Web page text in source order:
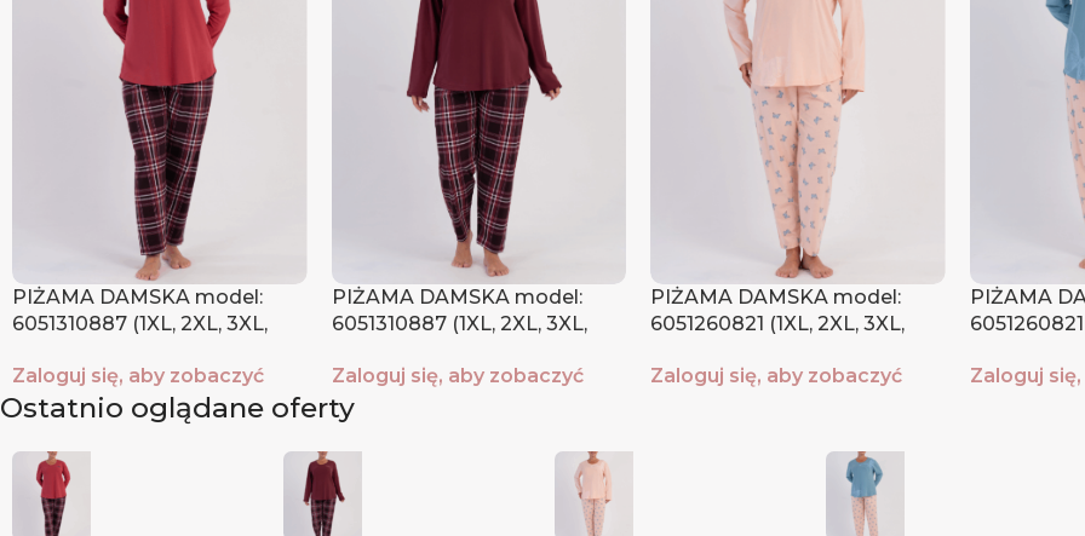
PIŻAMA DAMSKA model:
6051310887 (1XL, 2XL, 3XL,
Zaloguj się, aby zobaczyć
ceny
PIŻAMA DAMSKA model:
6051310887 (1XL, 2XL, 3XL,
Zaloguj się, aby zobaczyć
ceny
PIŻAMA DAMSKA model:
6051260821 (1XL, 2XL, 3XL,
Zaloguj się, aby zobaczyć
PIŻAMA
Zaloguj
Ostatnio oglądane oferty